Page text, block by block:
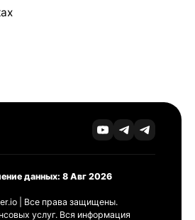
данных: 8 Авг 2026
| Все права защищены.
услуг. Вся информация